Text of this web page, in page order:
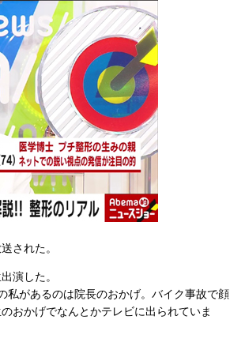
された。
演した。
私があるのは院長のおかげ。バイク事故で顔
おかげでなんとかテレビに出られていま